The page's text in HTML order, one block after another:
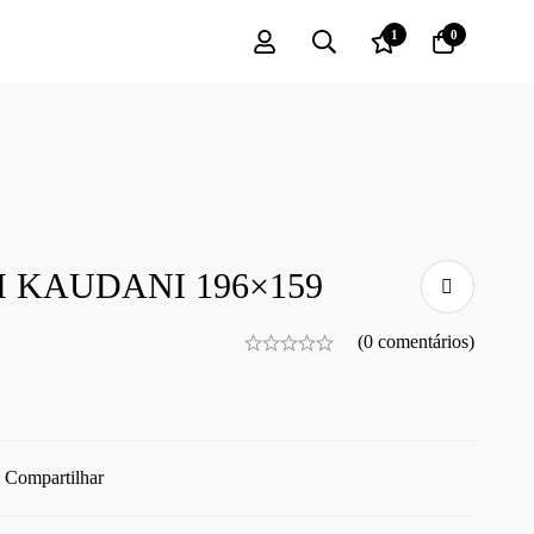
1 0
KAUDANI 196×159
(0 comentários)
Compartilhar